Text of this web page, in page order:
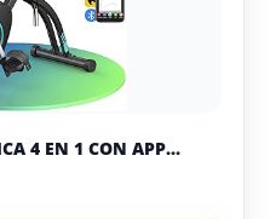
4 EN 1 CON APP...